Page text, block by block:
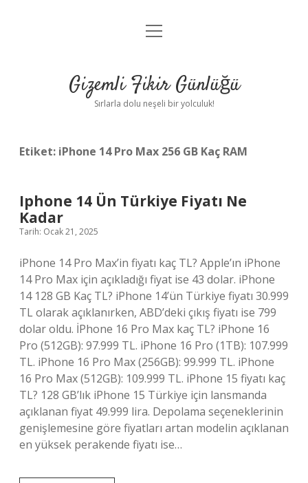
Anasayfa
Yasal Uyarı
menüyü
Gizemli Fikir Günlüğü
Sırlarla dolu neşeli bir yolculuk!
Etiket: iPhone 14 Pro Max 256 GB Kaç RAM
Iphone 14 Ün Türkiye Fiyatı Ne
Kadar
Tarih: Ocak 21, 2025
iPhone 14 Pro Max’in fiyatı kaç TL? Apple’ın iPhone
14 Pro Max için açıkladığı fiyat ise 43 dolar. iPhone
14 128 GB Kaç TL? iPhone 14’ün Türkiye fiyatı 30.999
TL olarak açıklanırken, ABD’deki çıkış fiyatı ise 799
dolar oldu. İPhone 16 Pro Max kaç TL? iPhone 16
Pro (512GB): 97.999 TL. iPhone 16 Pro (1TB): 107.999
TL. iPhone 16 Pro Max (256GB): 99.999 TL. iPhone
16 Pro Max (512GB): 109.999 TL. iPhone 15 fiyatı kaç
TL? 128 GB’lık iPhone 15 Türkiye için lansmanda
açıklanan fiyat 49.999 lira. Depolama seçeneklerinin
genişlemesine göre fiyatları artan modelin açıklanan
en yüksek perakende fiyatı ise…